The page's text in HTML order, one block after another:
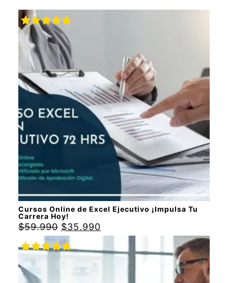
Cursos Online de Excel Ejecutivo ¡Impulsa Tu
Carrera Hoy!
Valorado
con
5.00de
$59.990 $35.990
con
5